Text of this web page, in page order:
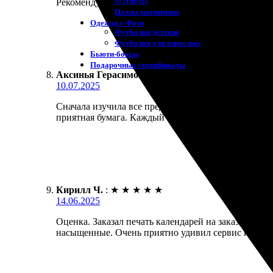
Пазлы магнитные
Одежда с Фото
Футболки детские
Футболки для взрослых
Бьюти-боксы
Подарочные сертификаты
Рекомендую всем, кто ценит качество и скорость.
Аксинья Герасимова
10.07.2025
Сначала изучила все предложения, выбрала
приятная бумага. Каждый месяц радует глаз!
Кирилл Ч. : ★ ★ ★ ★ ★
14.06.2025
Оценка. Заказал печать календарей на заказ,
насыщенные. Очень приятно удивил сервис и